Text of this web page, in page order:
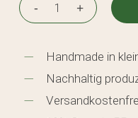
Handmade in
Nachhaltig